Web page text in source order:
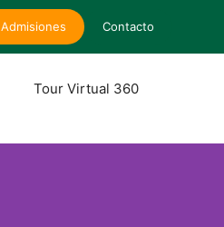
Admisiones Contacto
Tour Virtual 360